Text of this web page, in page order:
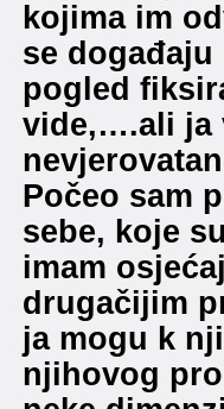
kojima im
se
pogled
vide,….ali ja
Počeo sam
sebe, koje
imam
drugačijim
ja mogu k
njihovog